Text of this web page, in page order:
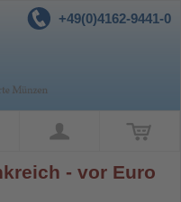
+49(0)4162-9441-0
- vor Euro